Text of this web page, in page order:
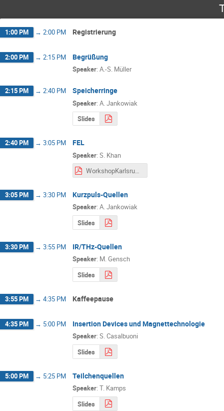
1:00 PM → 2:00 PM Registrierung
2:00 PM → 2:15 PM Begrüßung
Speaker: A.-S. Müller
2:15 PM → 2:40 PM Speicherringe
Speaker: A. Jankowiak
Slides
2:40 PM → 3:05 PM FEL
Speaker: S. Khan
WorkshopKarlsruheApril2018_FEL2.pdf
3:05 PM → 3:30 PM Kurzpuls-Quellen
Speaker: A. Jankowiak
Slides
3:30 PM → 3:55 PM IR/THz-Quellen
Speaker: M. Gensch
Slides
3:55 PM → 4:35 PM Kaffeepause
4:35 PM → 5:00 PM Insertion Devices und Magnettechnologie
Speaker: S. Casalbuoni
Slides
5:00 PM → 5:25 PM Teilchenquellen
Speaker: T. Kamps
Slides